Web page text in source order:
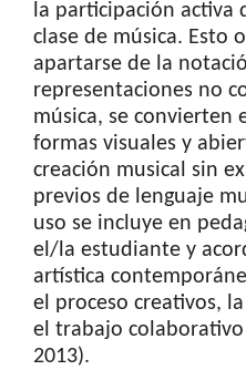
la participación activa
clase de música. Esto
apartarse de la
representaciones no
música, se convierten
formas visuales y
creación musical sin
previos de lenguaje
uso se incluye en
el/la estudiante y
artística
el proceso creativos,
el trabajo
2013).